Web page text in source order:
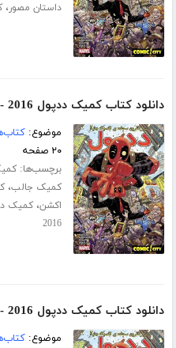
داستان مصور،
دانلود کتاب کمیک ددپول 2016 - قسمت دوم
موضوع:
۲۰ صفحه
برچسب‌ها:
کمیک جالب،
اکشن،کمیک
2016
دانلود کتاب کمیک ددپول 2016 - قسمت سوم
موضوع: